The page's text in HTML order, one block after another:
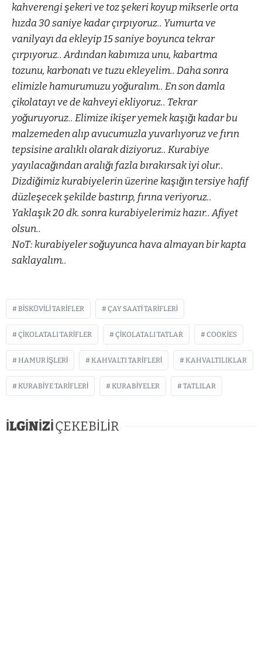
kahverengi şekeri ve toz şekeri koyup mikserle orta
hızda 30 saniye kadar çırpıyoruz.. Yumurta ve
vanilyayı da ekleyip 15 saniye boyunca tekrar
çırpıyoruz.. Ardından kabımıza unu, kabartma
tozunu, karbonatı ve tuzu ekleyelim.. Daha sonra
elimizle hamurumuzu yoğuralım.. En son damla
çikolatayı ve de kahveyi ekliyoruz.. Tekrar
yoğuruyoruz.. Elimize ikişer yemek kaşığı kadar bu
malzemeden alıp avucumuzla yuvarlıyoruz ve fırın
tepsisine aralıklı olarak diziyoruz.. Kurabiye
yayılacağından aralığı fazla bırakırsak iyi olur..
Dizdiğimiz kurabiyelerin üzerine kaşığın tersiye hafif
düzleşecek şekilde bastırıp, fırına veriyoruz..
Yaklaşık 20 dk. sonra kurabiyelerimiz hazır.. Afiyet
olsun..
NoT: kurabiyeler soğuyunca hava almayan bir kapta
saklayalım..
BISKÜVILI TARIFLER ÇAY SAATI TARIFLERI
ÇIKOLATALI TARIFLER ÇIKOLATALI TATLAR COOKIES
HAMUR İŞLERI KAHVALTI TARIFLERI KAHVALTILIKLAR
KURABIYE TARIFLERI KURABIYELER TATLILAR
İLGİNİZİÇEKEBİLİR